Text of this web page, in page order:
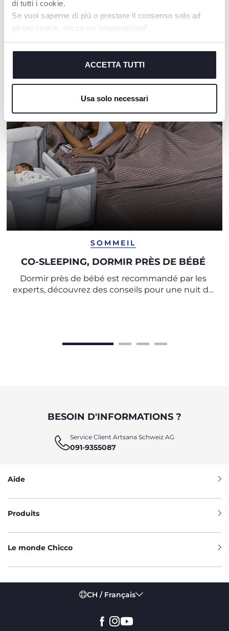
di tutti i cookie.
Se vuoi saperne di più o prestare il consenso solo ad
alcuni cookie, clicca su "impostazioni".
Chiudendo questo banner acconsenti all’uso dei soli
cookie tecnici, indispensabili per fruire del servizio
ACCETTA TUTTI
Usa solo necessari
SOMMEIL
CO-SLEEPING, DORMIR PRÈS DE BÉBÉ
Dormir près de bébé est recommandé par les
experts, découvrez des conseils pour une nuit de
BESOIN D'INFORMATIONS ?
Service Client Artsana Schweiz AG
091-9355087
Aide
Produits
Le monde Chicco
CH / Français